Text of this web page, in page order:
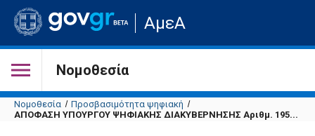
Μετάβαση
στην
σελίδα
του
ΑμεΑ
Νομοθεσία
Νομοθεσία
Προσβασιμότητα ψηφιακή
ΑΠΟΦΑΣΗ ΥΠΟΥΡΓΟΥ ΨΗΦΙΑΚΗΣ ΔΙΑΚΥΒΕΡΝΗΣΗΣ Αριθμ. 195...